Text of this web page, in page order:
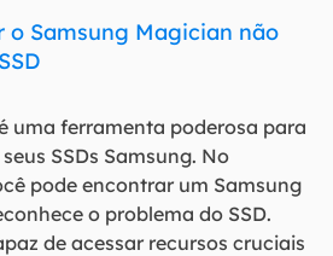
o Samsung Magician não
uma ferramenta poderosa para
SSDs Samsung. No
pode encontrar um Samsung
o problema do SSD.
de acessar recursos cruciais